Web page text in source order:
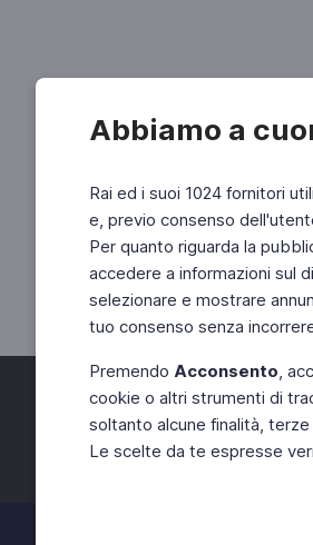
Abbiamo a
Rai ed i suoi 1024 fornitori
e, previo consenso
Per quanto riguarda la
accedere a informazioni sul
selezionare e mostrare
tuo consenso senza
Premendo Acconsento,
cookie o altri strumenti di
soltanto alcune finalità,
Le scelte da te espresse
Facebook